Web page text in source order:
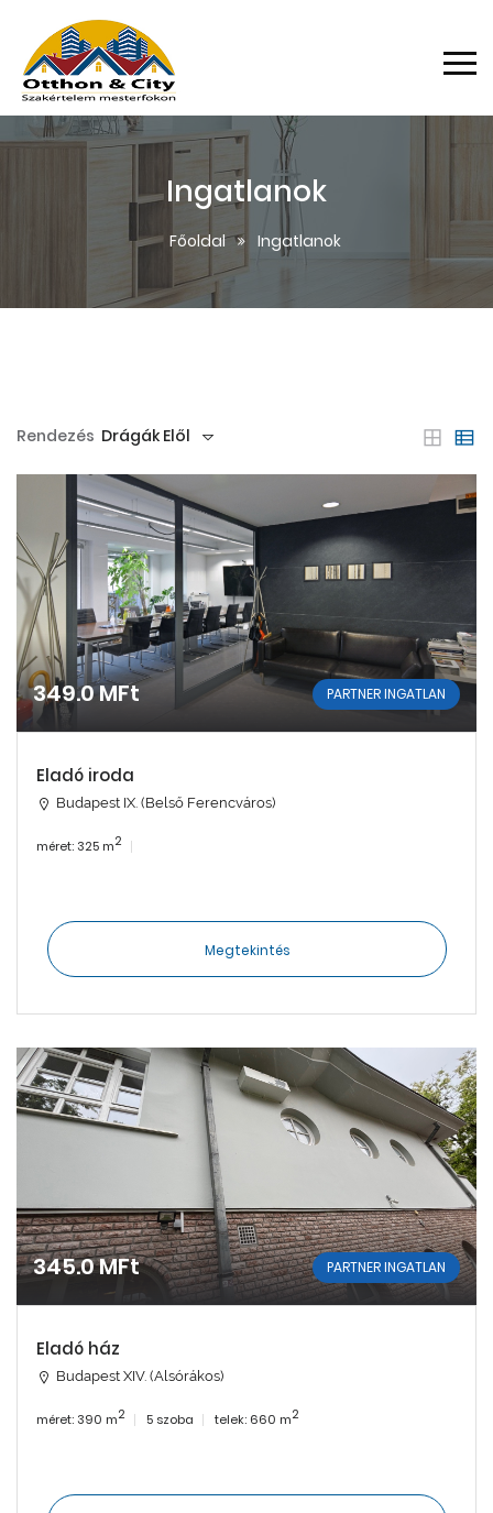
Ingatlanok
Főoldal Ingatlanok
Rendezés Drágák Elől
349.0 MFt PARTNER INGATLAN
Eladó iroda
Budapest IX. (Belső Ferencváros)
méret: 325 m2
Megtekintés
345.0 MFt PARTNER INGATLAN
Eladó ház
Budapest XIV. (Alsórákos)
méret: 390 m2 5 szoba telek: 660 m2